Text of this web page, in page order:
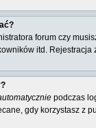
forum czy
itd.
podczas
gdy korzystasz z